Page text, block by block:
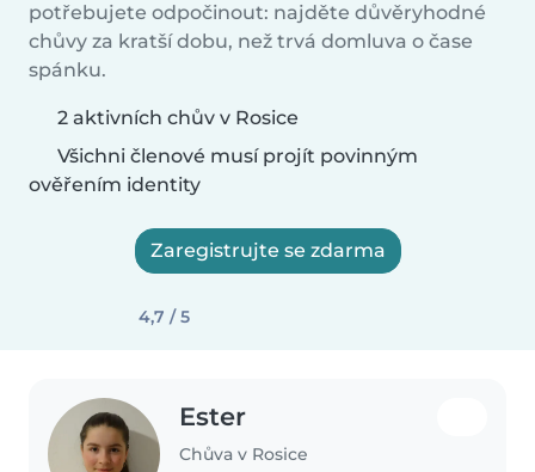
potřebujete odpočinout: najděte důvěryhodné
chůvy za kratší dobu, než trvá domluva o čase
spánku.
2 aktivních chův v Rosice
Všichni členové musí projít povinným
ověřením identity
Zaregistrujte se zdarma
4,7 / 5
Ester
Chůva v Rosice